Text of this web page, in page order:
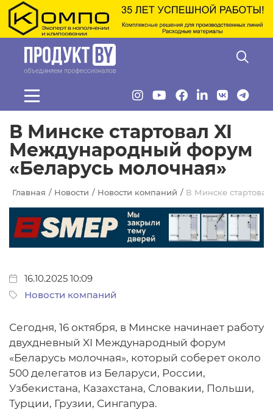
Перейти к основному содержанию
В Минске стартовал XI
Международный форум
«Беларусь молочная»
Главная Новости Новости компаний В Минске
16.10.2025 10:09
Новости компаний
Сегодня, 16 октября, в Минске начинает работу
двухдневный XI Международный форум
«Беларусь молочная», который соберет около
500 делегатов из Беларуси, России,
Узбекистана, Казахстана, Словакии, Польши,
Турции, Грузии, Сингапура.